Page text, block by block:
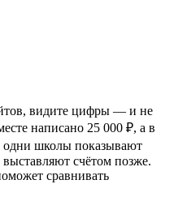
видите цифры — и не
написано 25 000 ₽, а в
одни школы показывают
счётом позже.
сравнивать
или